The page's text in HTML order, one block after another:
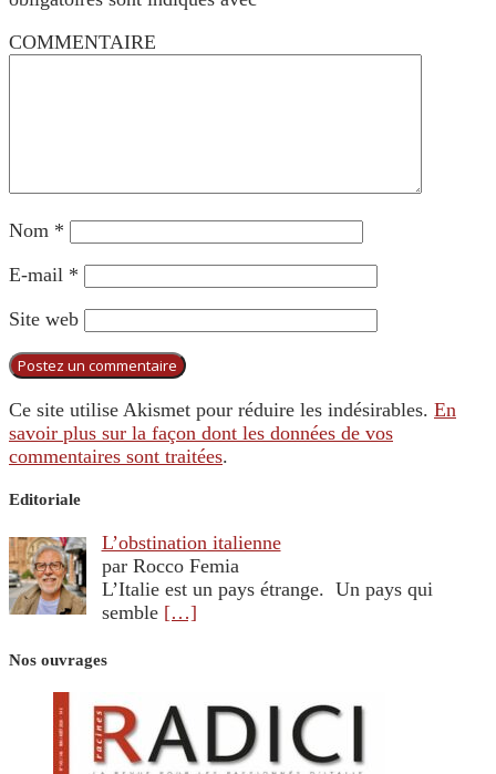
COMMENTAIRE
Nom *
E-mail *
Site web
Ce site utilise Akismet pour réduire les indésirables. En
savoir plus sur la façon dont les données de vos
commentaires sont traitées.
Editoriale
L’obstination italienne
par Rocco Femia
L’Italie est un pays étrange. Un pays qui
semble […]
Nos ouvrages